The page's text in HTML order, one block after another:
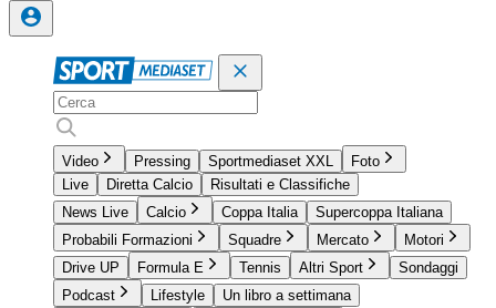
Video Pressing Sportmediaset XXL
Foto
Live
Diretta Calcio
Risultati e Classifiche
News Live
Calcio Coppa Italia
Supercoppa Italiana
Probabili Formazioni
Squadre Mercato
Motori
Drive UP
Formula E Tennis Altri Sport
Sondaggi
Podcast
Lifestyle
Un libro a settimana